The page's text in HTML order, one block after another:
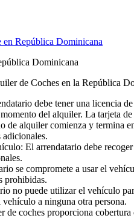
en República Dominicana
Dominicana
de Coches en la República
debe tener una licencia
del alquiler. La tarjeta
alquiler comienza y termina
El arrendatario debe
se compromete a usar el
prohibidas.
no puede utilizar el vehículo
a ninguna otra persona.
de coches proporciona